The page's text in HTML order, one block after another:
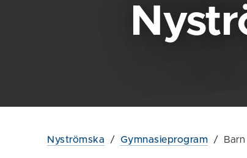
Nyströmska / Gymnasieprogram /